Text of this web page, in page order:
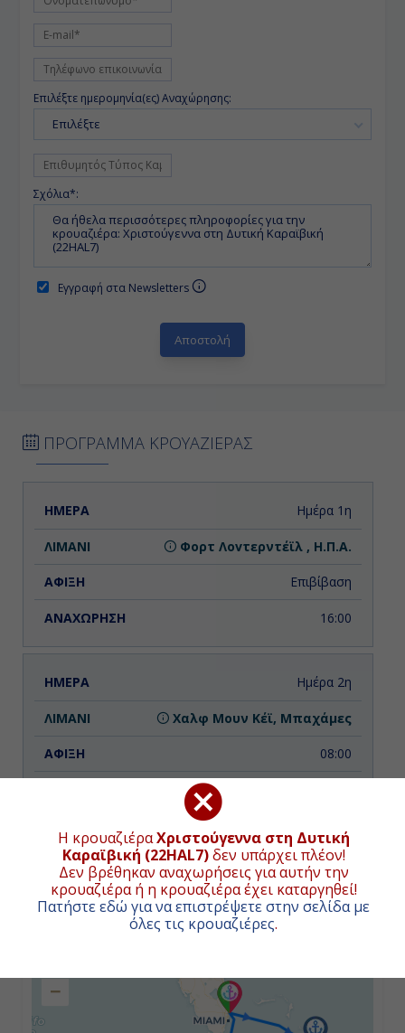
Η κρουαζιέραΧριστούγεννα στη Δυτική
Καραϊβική (22HAL7)δεν υπάρχει πλέον!
Δεν βρέθηκαν αναχωρήσεις για αυτήν την
κρουαζιέρα ή η κρουαζιέρα έχει καταργηθεί!
Πατήστε εδώ για να επιστρέψετε στην σελίδα με
όλες τις κρουαζιέρες.
Επιλέξτε ημερομηνία(ες) Αναχώρησης:
Επιλέξτε
Σχόλια*:
Εγγραφή στα Newsletters
ΠΡΟΓΡΑΜΜΑ ΚΡΟΥΑΖΙΕΡΑΣ
ΗΜΕΡΑ ΑΝΑΧΩΡΗΣΗ
Ημέρα 1η
Φορτ Λοvτερντέϊλ , Η.Π.Α.
Επιβίβαση
16:00
Ημέρα 2η
Χαλφ Μουν Κέϊ, Μπαχάμες
08:00
Ημέρα 3η
Εν Πλω
Ημέρα 4η
ΧΑΡΤΗΣ ΚΡΟΥΑΖΙΕΡΑΣ
−